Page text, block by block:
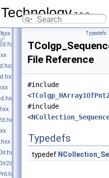
7.9.0
Typedefs
File Reference
#include
<
#include
<
Typedefs
typedef